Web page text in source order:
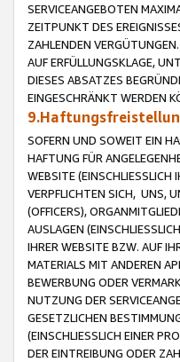
SERVICEANGEBOTEN
ZEITPUNKT DES
ZAHLENDEN
AUF ERFÜLLUNGSKLAGE,
DIESES ABSATZES
EINGESCHRÄNKT WERDEN
SOFERN UND SOWEIT EIN
HAFTUNG FÜR
WEBSITE (EINSCHLIESSLICH
VERPFLICHTEN SICH, UNS,
(OFFICERS),
AUSLAGEN
IHRER WEBSITE BZW. AUF
MATERIALS MIT ANDEREN
BEWERBUNG ODER
NUTZUNG DER
GESETZLICHEN
(EINSCHLIESSLICH EINER
DER EINTREIBUNG ODER